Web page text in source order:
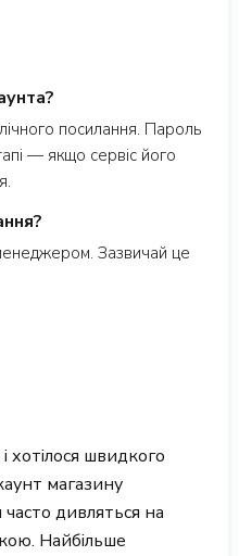
посилання. Пароль
— якщо сервіс його
Зазвичай це
хотілося швидкого
магазину
дивляться на
Найбільше